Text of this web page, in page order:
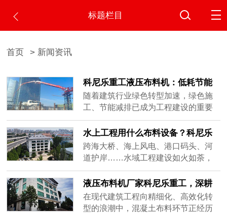
标题栏目
首页 > 新闻资讯
科尼乐重工液压布料机：低耗节能
助力绿色施工生产
随着建筑行业绿色转型加速，绿色施
工、节能减排已成为工程建设的重要
导向。混凝土浇筑作为施工中的关键
环节，其能耗水平、材料利用率和环
保表现直接影响项目的绿色评级。传
统布料方式存在材料浪费多、设备能
工理念存在差距。如何在保证施工效
率的同时实现低耗节能？科尼乐重工
液压布......
水上工程用什么布料设备？科尼乐
重工船载式液压布料机全场景解决
方案
跨海大桥、海上风电、港口码头、河
道护岸……水域工程建设如火如荼，
但混凝土浇筑始终是绕不开的"卡脖
子"难题。和陆地固定场地作业不同，
水上施工时刻受风浪、潮汐、作业范
围限制，传统方式效率低、质量差、
液压布料机厂家科尼乐重工，深耕
混凝土浇筑设备研发制造多年
在现代建筑工程向精细化、高效化转
型的浪潮中，混凝土布料环节正经历